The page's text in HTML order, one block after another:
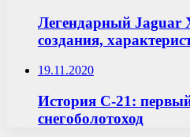
Легендарный Jaguar
создания,
19.11.2020
История С-21:
снегоболотоход